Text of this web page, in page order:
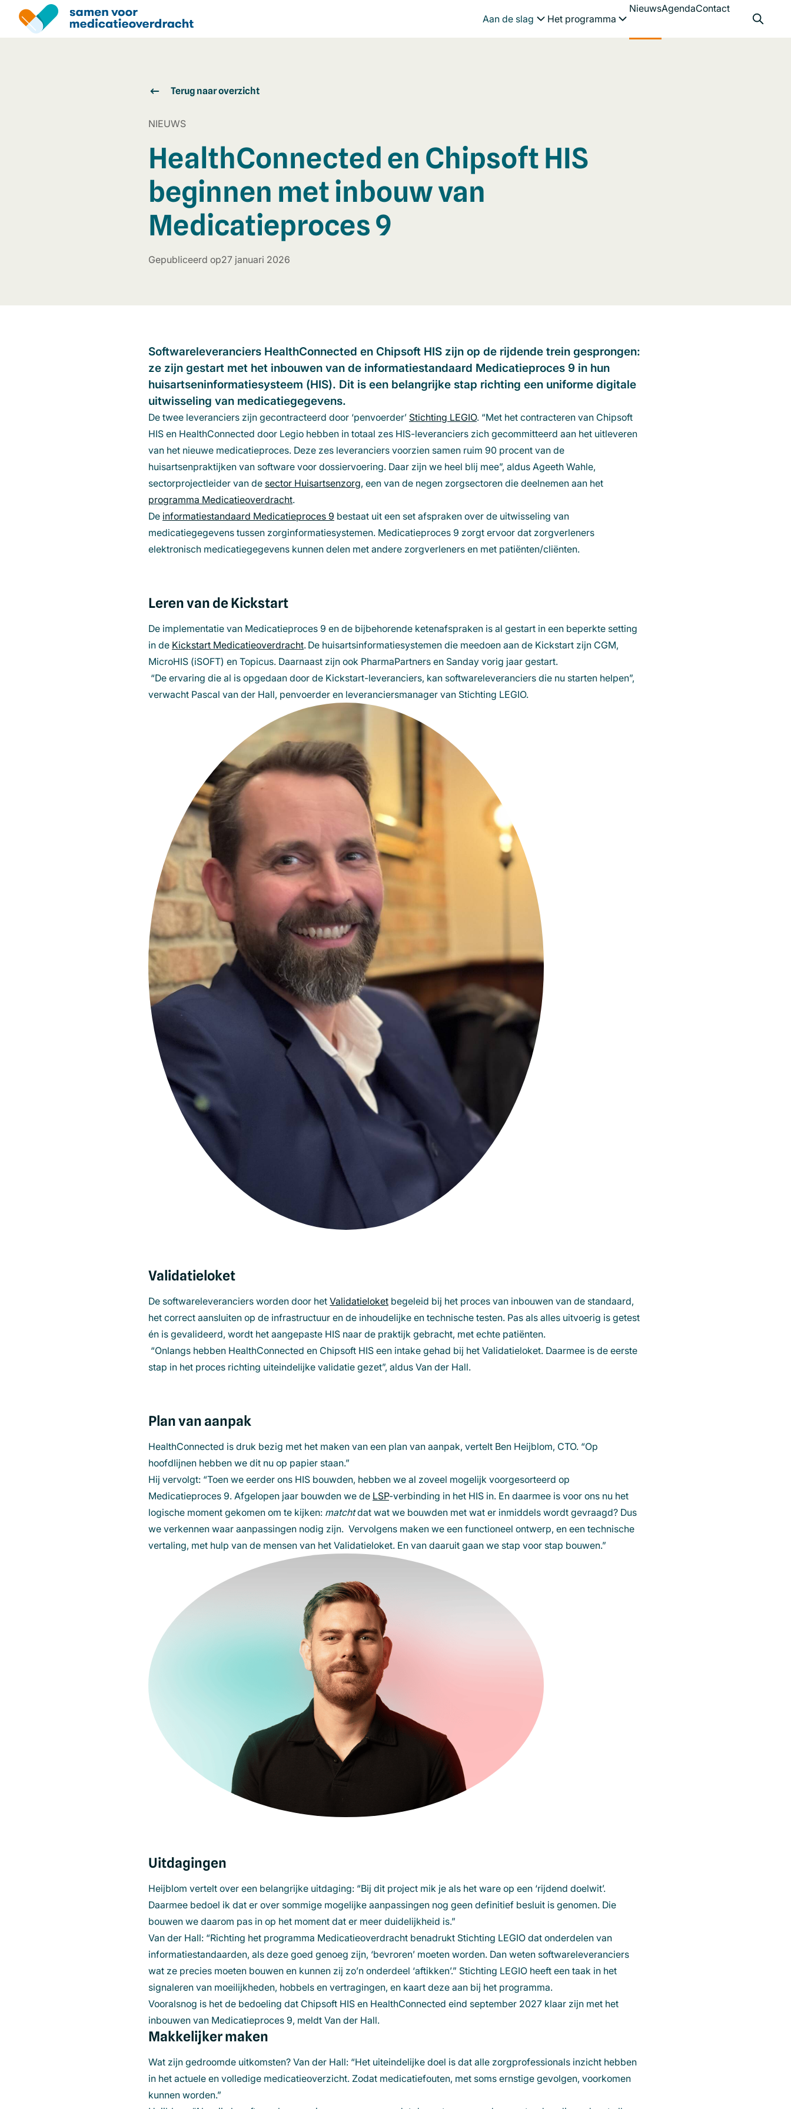
Overslaan
en
Aan de slag
Menu openen
Het programma
Menu openen
NieuwsAgendaContact
Terug naar overzicht
NIEUWS
HealthConnected en Chipsoft HIS
beginnen met inbouw van
Medicatieproces 9
Gepubliceerd op27 januari 2026
Softwareleveranciers HealthConnected en Chipsoft HIS zijn op de rijdende trein gesprongen:
ze zijn gestart met het inbouwen van de informatiestandaard Medicatieproces 9 in hun
huisartseninformatiesysteem (HIS). Dit is een belangrijke stap richting een uniforme digitale
uitwisseling van medicatiegegevens.
De twee leveranciers zijn gecontracteerd door ‘penvoerder’ Stichting LEGIO(opent
in
een
nieuw
venster)
. “Met het contracteren van Chipsoft
HIS en HealthConnected door Legio hebben in totaal zes HIS-leveranciers zich gecommitteerd aan het uitleveren
van het nieuwe medicatieproces. Deze zes leveranciers voorzien samen ruim 90 procent van de
huisartsenpraktijken van software voor dossiervoering. Daar zijn we heel blij mee”, aldus Ageeth Wahle,
sectorprojectleider van de sector Huisartsenzorg, een van de negen zorgsectoren die deelnemen aan het
programma Medicatieoverdracht(opent
in
een
nieuw
.
De informatiestandaard Medicatieproces 9 bestaat uit een set afspraken over de uitwisseling van
medicatiegegevens tussen zorginformatiesystemen. Medicatieproces 9 zorgt ervoor dat zorgverleners
elektronisch medicatiegegevens kunnen delen met andere zorgverleners en met patiënten/cliënten.
Leren van de Kickstart
De implementatie van Medicatieproces 9 en de bijbehorende ketenafspraken is al gestart in een beperkte setting
in de Kickstart Medicatieoverdracht. De huisartsinformatiesystemen die meedoen aan de Kickstart zijn CGM,
MicroHIS (iSOFT) en Topicus. Daarnaast zijn ook PharmaPartners en Sanday vorig jaar gestart.
“De ervaring die al is opgedaan door de Kickstart-leveranciers, kan softwareleveranciers die nu starten helpen”,
verwacht Pascal van der Hall, penvoerder en leveranciersmanager van Stichting LEGIO.
Validatieloket
De softwareleveranciers worden door het Validatieloket begeleid bij het proces van inbouwen van de standaard,
het correct aansluiten op de infrastructuur en de inhoudelijke en technische testen. Pas als alles uitvoerig is getest
én is gevalideerd, wordt het aangepaste HIS naar de praktijk gebracht, met echte patiënten.
“Onlangs hebben HealthConnected en Chipsoft HIS een intake gehad bij het Validatieloket. Daarmee is de eerste
stap in het proces richting uiteindelijke validatie gezet”, aldus Van der Hall.
Plan van aanpak
HealthConnected is druk bezig met het maken van een plan van aanpak, vertelt Ben Heijblom, CTO. “Op
hoofdlijnen hebben we dit nu op papier staan.”
Hij vervolgt: “Toen we eerder ons HIS bouwden, hebben we al zoveel mogelijk voorgesorteerd op
Medicatieproces 9. Afgelopen jaar bouwden we de LSP(opent
in
een
nieuw
venster)
-verbinding in het HIS in. En daarmee is voor ons nu het
logische moment gekomen om te kijken: matchtdat wat we bouwden met wat er inmiddels wordt gevraagd? Dus
we verkennen waar aanpassingen nodig zijn. Vervolgens maken we een functioneel ontwerp, en een technische
vertaling, met hulp van de mensen van het Validatieloket. En van daaruit gaan we stap voor stap bouwen.”
Uitdagingen
Heijblom vertelt over een belangrijke uitdaging: “Bij dit project mik je als het ware op een ‘rijdend doelwit’.
Daarmee bedoel ik dat er over sommige mogelijke aanpassingen nog geen definitief besluit is genomen. Die
bouwen we daarom pas in op het moment dat er meer duidelijkheid is.”
Van der Hall: “Richting het programma Medicatieoverdracht benadrukt Stichting LEGIO dat onderdelen van
informatiestandaarden, als deze goed genoeg zijn, ‘bevroren’ moeten worden. Dan weten softwareleveranciers
wat ze precies moeten bouwen en kunnen zij zo’n onderdeel ‘aftikken’.” Stichting LEGIO heeft een taak in het
signaleren van moeilijkheden, hobbels en vertragingen, en kaart deze aan bij het programma.
Vooralsnog is het de bedoeling dat Chipsoft HIS en HealthConnected eind september 2027 klaar zijn met het
inbouwen van Medicatieproces 9, meldt Van der Hall.
Makkelijker maken
Wat zijn gedroomde uitkomsten? Van der Hall: “Het uiteindelijke doel is dat alle zorgprofessionals inzicht hebben
in het actuele en volledige medicatieoverzicht. Zodat medicatiefouten, met soms ernstige gevolgen, voorkomen
kunnen worden.”